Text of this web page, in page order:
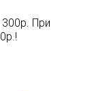
При